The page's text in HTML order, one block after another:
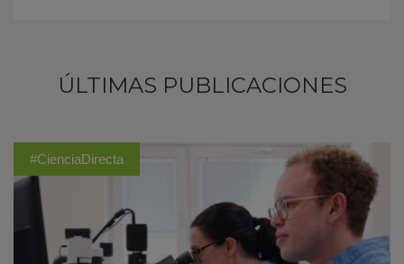
ÚLTIMAS PUBLICACIONES
#CienciaDirecta